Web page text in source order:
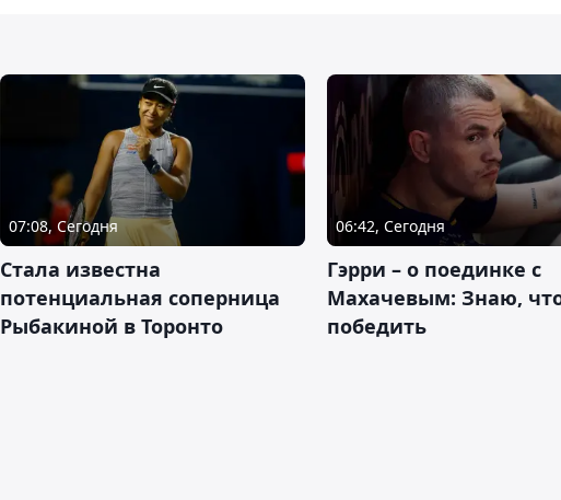
07:08, Сегодня
Cтала известна
потенциальная соперница
Рыбакиной в Торонто
06:42, Сегодня
Гэрри – о поединке с
Махачевым: Знаю,
победить